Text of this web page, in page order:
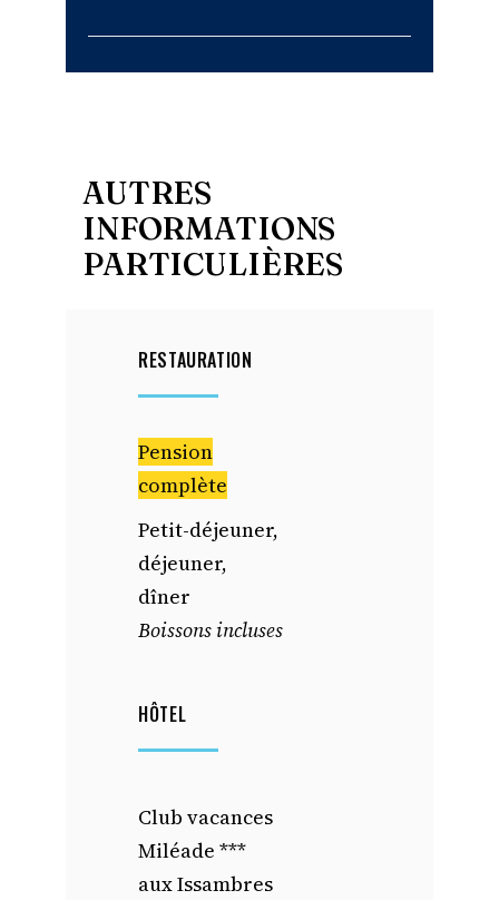
AUTRES
INFORMATIONS
PARTICULIÈRES
RESTAURATION
Pension
complète
Petit-déjeuner,
déjeuner,
dîner
Boissons incluses
HÔTEL
Club vacances
Miléade ***
aux Issambres